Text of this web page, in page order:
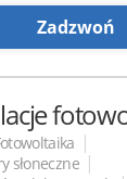
Zadzwoń
|
słoneczne |